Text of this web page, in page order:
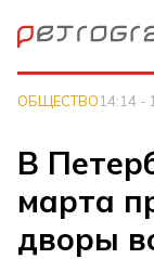
ОБЩЕСТВО14:14 -
В
марта
дворы